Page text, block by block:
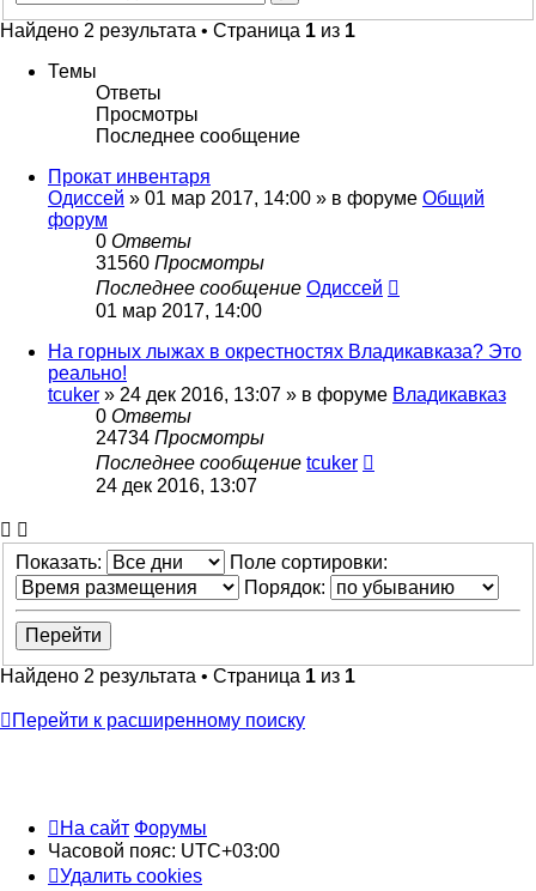
Найдено 2 результата • Страница 1 из 1
Темы
Ответы
Просмотры
Последнее сообщение
Прокат инвентаря
Одиссей » 01 мар 2017, 14:00 » в форуме Общий
форум
0 Ответы
31560 Просмотры
Последнее сообщение Одиссей
01 мар 2017, 14:00
На горных лыжах в окрестностях Владикавказа? Это
реально!
tcuker » 24 дек 2016, 13:07 » в форуме Владикавказ
0 Ответы
24734 Просмотры
Последнее сообщение tcuker
24 дек 2016, 13:07
Показать:
Поле сортировки:
Порядок:
Найдено 2 результата • Страница 1 из 1
Перейти к расширенному поиску
На сайт Форумы
Часовой пояс: UTC+03:00
Удалить cookies